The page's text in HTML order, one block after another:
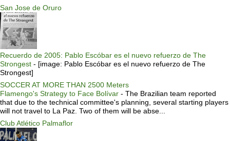
San Jose de Oruro
Recuerdo de 2005: Pablo Escóbar es el nuevo refuerzo de The
Strongest - [image: Pablo Escóbar es el nuevo refuerzo de The
Strongest]
SOCCER AT MORE THAN 2500 Meters
Flamengo's Strategy to Face Bolívar - The Brazilian team reported
that due to the technical committee's planning, several starting players
will not travel to La Paz. Two of them will be abse...
Club Atlético Palmaflor